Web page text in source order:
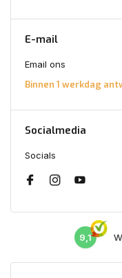
E-mail
Email ons
Binnen 1 werkdag
Socialmedia
Socials
9,1